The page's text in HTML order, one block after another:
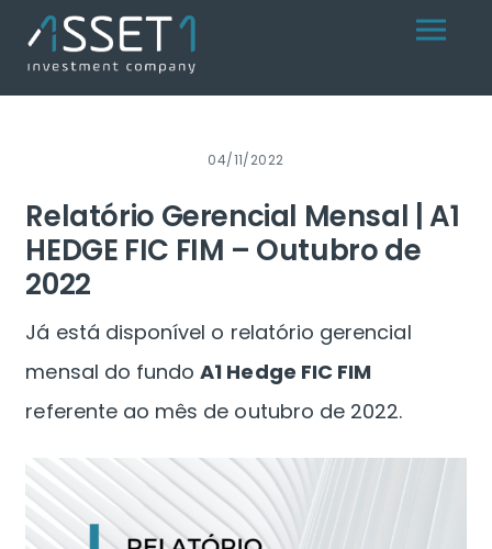
content
Menu
04/11/2022
Relatório Gerencial Mensal | A1
HEDGE FIC FIM – Outubro de
2022
Já está disponível o relatório gerencial
mensal do fundoA1 Hedge FIC FIM
referente ao mês de outubro de 2022.